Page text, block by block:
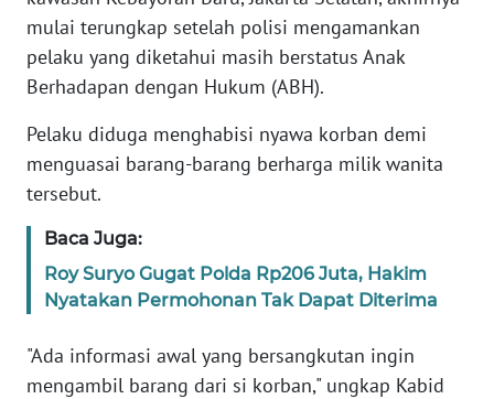
mulai terungkap setelah polisi mengamankan
pelaku yang diketahui masih berstatus Anak
Berhadapan dengan Hukum (ABH).
Pelaku diduga menghabisi nyawa korban demi
menguasai barang-barang berharga milik wanita
tersebut.
Baca Juga:
Roy Suryo Gugat Polda Rp206 Juta, Hakim
Nyatakan Permohonan Tak Dapat Diterima
"Ada informasi awal yang bersangkutan ingin
mengambil barang dari si korban," ungkap Kabid
KONTAK
KAMI
INFO
IKLAN
TENTANG
KAMI
PEDOMAN
MEDIA
SIBER
REDAKSI